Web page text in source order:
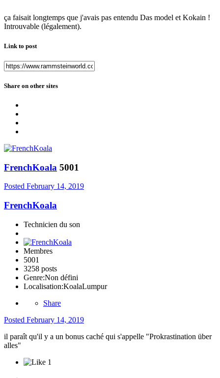
ça faisait longtemps que j'avais pas entendu Das model et Kokain !
Introuvable (légalement).
Link to post
Share on other sites
FrenchKoala 5001
Posted February 14, 2019
FrenchKoala
Technicien du son
Membres
5001
3258 posts
Genre:Non défini
Localisation:KoalaLumpur
Share
Posted February 14, 2019
il paraît qu'il y a un bonus caché qui s'appelle "Prokrastination über
alles"
1